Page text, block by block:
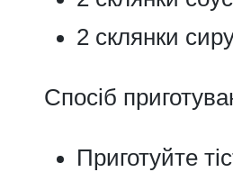
2 склянки
Спосіб
Приготуйте